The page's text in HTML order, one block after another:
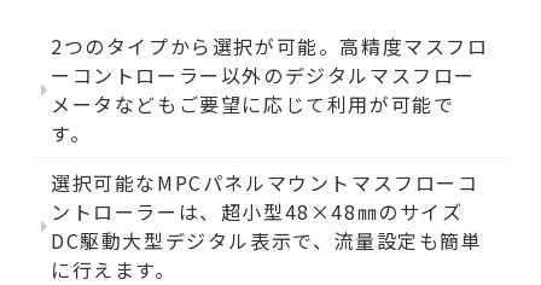
2つのタイプから選択が可能。高精度マスフロ
ーコントローラー以外のデジタルマスフロー
メータなどもご要望に応じて利用が可能で
す。
選択可能なMPCパネルマウントマスフローコ
ントローラーは、超小型48×48㎜のサイズ
DC駆動大型デジタル表示で、流量設定も簡単
に行えます。